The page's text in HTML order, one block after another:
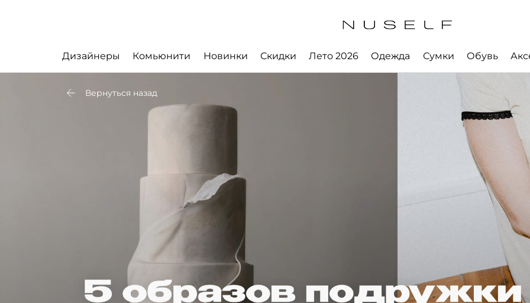
Дизайнеры Комьюнити Новинки Скидки Лето 2026 Одежда Сумки Обувь
Вернуться назад